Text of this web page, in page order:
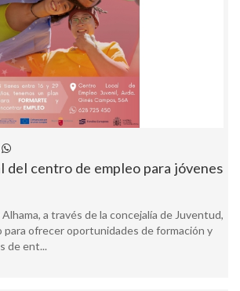
del centro de empleo para jóvenes
a través de la concejalía de Juventud,
para ofrecer oportunidades de formación y
de ent...